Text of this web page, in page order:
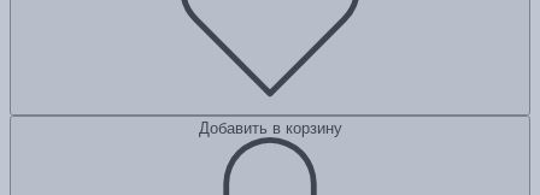
Добавить в корзину